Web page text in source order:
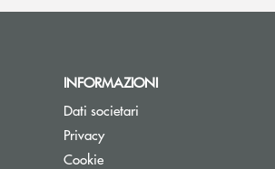
INFORMAZIONI
Dati societari
Privacy
Cookie